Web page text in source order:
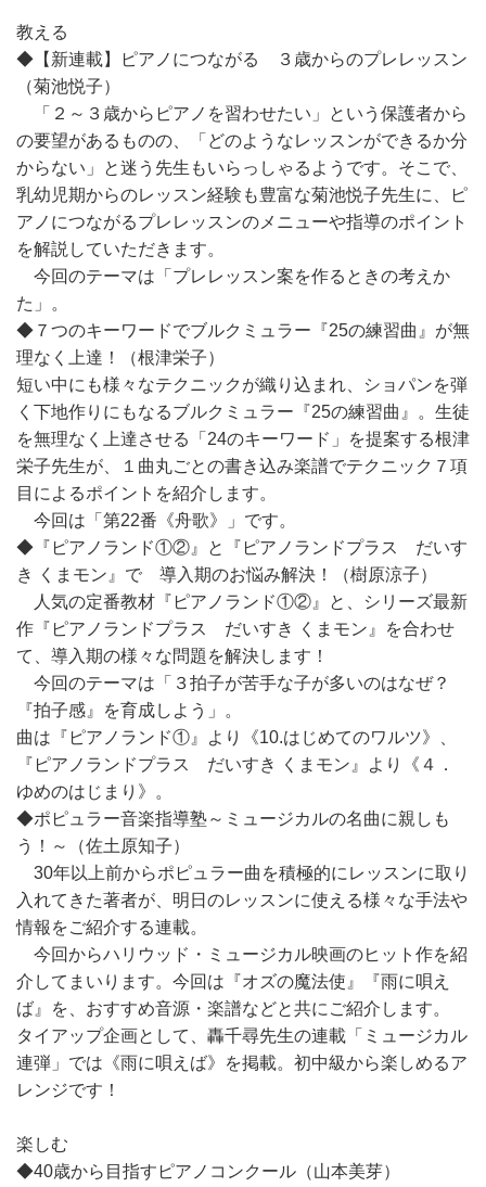
教える
◆【新連載】ピアノにつながる ３歳からのプレレッスン
（菊池悦子）
「２～３歳からピアノを習わせたい」という保護者から
の要望があるものの、「どのようなレッスンができるか分
からない」と迷う先生もいらっしゃるようです。そこで、
乳幼児期からのレッスン経験も豊富な菊池悦子先生に、ピ
アノにつながるプレレッスンのメニューや指導のポイント
を解説していただきます。
今回のテーマは「プレレッスン案を作るときの考えか
た」。
◆７つのキーワードでブルクミュラー『25の練習曲』が無
理なく上達！（根津栄子）
短い中にも様々なテクニックが織り込まれ、ショパンを弾
く下地作りにもなるブルクミュラー『25の練習曲』。生徒
を無理なく上達させる「24のキーワード」を提案する根津
栄子先生が、１曲丸ごとの書き込み楽譜でテクニック７項
目によるポイントを紹介します。
今回は「第22番《舟歌》」です。
◆『ピアノランド①②』と『ピアノランドプラス だいす
き くまモン』で 導入期のお悩み解決！（樹原涼子）
人気の定番教材『ピアノランド①②』と、シリーズ最新
作『ピアノランドプラス だいすき くまモン』を合わせ
て、導入期の様々な問題を解決します！
今回のテーマは「３拍子が苦手な子が多いのはなぜ？
『拍子感』を育成しよう」。
曲は『ピアノランド①』より《10.はじめてのワルツ》、
『ピアノランドプラス だいすき くまモン』より《４．
ゆめのはじまり》。
◆ポピュラー音楽指導塾～ミュージカルの名曲に親しも
う！～（佐土原知子）
30年以上前からポピュラー曲を積極的にレッスンに取り
入れてきた著者が、明日のレッスンに使える様々な手法や
情報をご紹介する連載。
今回からハリウッド・ミュージカル映画のヒット作を紹
介してまいります。今回は『オズの魔法使』『雨に唄え
ば』を、おすすめ音源・楽譜などと共にご紹介します。
タイアップ企画として、轟千尋先生の連載「ミュージカル
連弾」では《雨に唄えば》を掲載。初中級から楽しめるア
レンジです！
楽しむ
◆40歳から目指すピアノコンクール（山本美芽）